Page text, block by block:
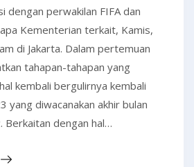
dengan perwakilan FIFA dan
Kementerian terkait, Kamis,
di Jakarta. Dalam pertemuan
tahapan-tahapan yang
kembali bergulirnya kembali
yang diwacanakan akhir bulan
Berkaitan dengan hal…